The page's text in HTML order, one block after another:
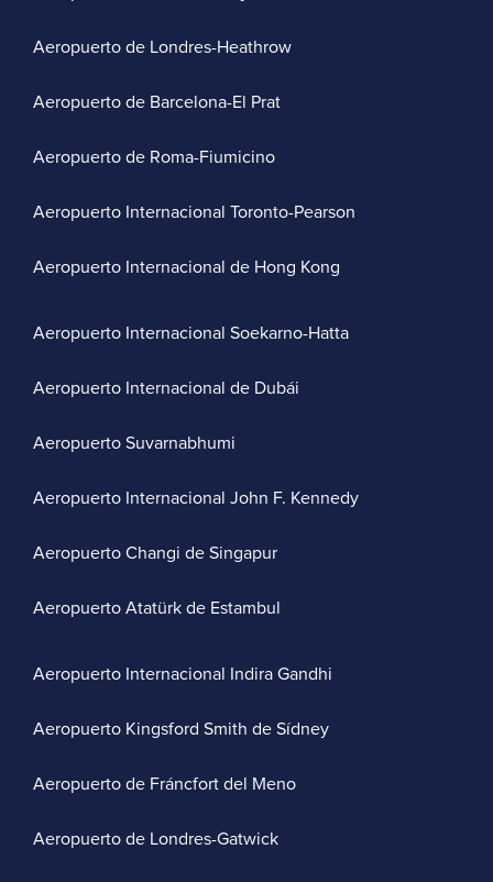
Aeropuerto de Londres-Heathrow
Aeropuerto de Barcelona-El Prat
Aeropuerto de Roma-Fiumicino
Aeropuerto Internacional Toronto-Pearson
Aeropuerto Internacional de Hong Kong
Aeropuerto Internacional Soekarno-Hatta
Aeropuerto Internacional de Dubái
Aeropuerto Suvarnabhumi
Aeropuerto Internacional John F. Kennedy
Aeropuerto Changi de Singapur
Aeropuerto Atatürk de Estambul
Aeropuerto Internacional Indira Gandhi
Aeropuerto Kingsford Smith de Sídney
Aeropuerto de Fráncfort del Meno
Aeropuerto de Londres-Gatwick